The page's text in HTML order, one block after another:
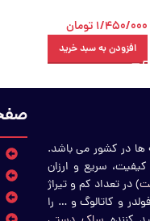
1/450/000 تومان
افزودن به سبد خرید
ها در کشور می باشد.
سریع و ارزان
) در تعداد کم و تیراژ
و کاتالوگ و … را